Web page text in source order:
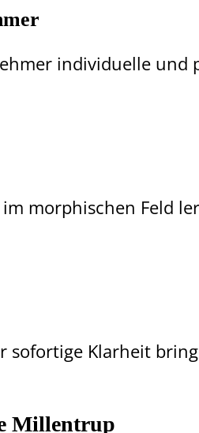
individuelle
im morphischen
sofortige Klarheit
Millentrup